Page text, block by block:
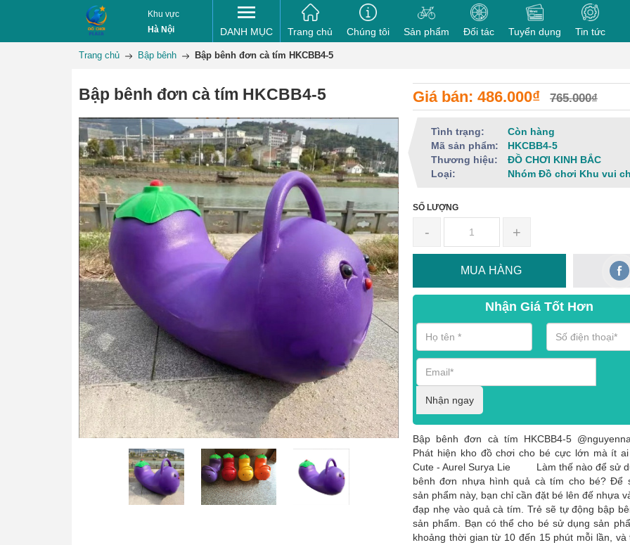
Khu vực
Hà Nội
DANH MỤC Trang chủ Chúng tôi Sản phẩm Đối tác Tuyển dụng Tin tức
Trang chủ Bập bênh Bập bênh đơn cà tím HKCBB4-5
Bập bênh đơn cà tím HKCBB4-5 Giá bán: 486.000₫ 765.000₫
Tình trạng:
Còn hàng
Mã sản phẩm:
HKCBB4-5
Thương hiệu:
ĐỒ CHƠI KINH BẮC
Loại:
Nhóm Đồ chơi Khu vui
SỐ LƯỢNG
- +
MUA HÀNG
Nhận Giá Tốt Hơn
Nhận ngay
Bập bênh đơn cà tím HKCBB4-5
Phát hiện kho đồ chơi cho bé cực lớn mà ít
Cute - Aurel Surya Lie Làm thế nào để sử
bênh đơn nhựa hình quả cà tím cho bé? Để
sản phẩm này, bạn chỉ cần đặt bé lên đế nhựa
đạp nhẹ vào quả cà tím. Trẻ sẽ tự động bập
sản phẩm. Bạn có thể cho bé sử dụng sản
khoảng thời gian từ 10 đến 15 phút mỗi lần, và